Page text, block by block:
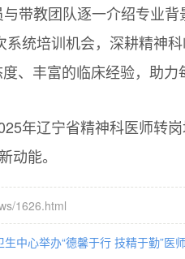
带教团队逐一介绍专业背
系统培训机会，深耕精神
、丰富的临床经验，助
年辽宁省精神科医师转
动能。
1626.html
生中心举办“德馨于行 技精于勤”医